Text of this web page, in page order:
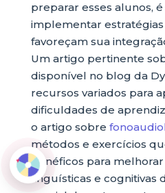
preparar esses alunos,
implementar
favoreçam sua
Um artigo pertinente
disponível no blog da
recursos variados para
dificuldades de
o artigo sobre
métodos e exercícios
benéficos para melhorar
linguísticas e cognitivas